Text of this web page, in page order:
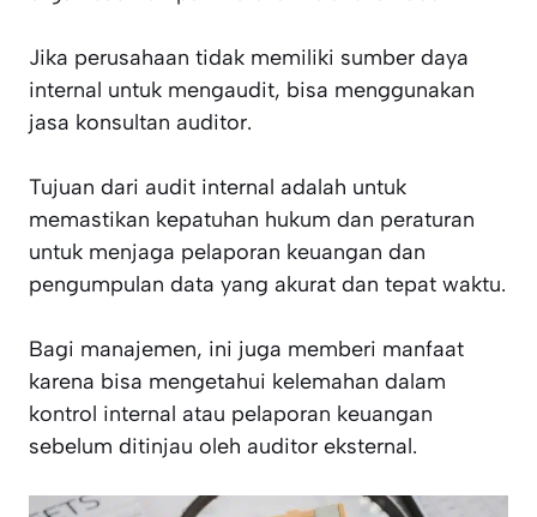
Jika perusahaan tidak memiliki sumber daya
internal untuk mengaudit, bisa menggunakan
jasa konsultan auditor.
Tujuan dari audit internal adalah untuk
memastikan kepatuhan hukum dan peraturan
untuk menjaga pelaporan keuangan dan
pengumpulan data yang akurat dan tepat waktu.
Bagi manajemen, ini juga memberi manfaat
karena bisa mengetahui kelemahan dalam
kontrol internal atau pelaporan keuangan
sebelum ditinjau oleh auditor eksternal.